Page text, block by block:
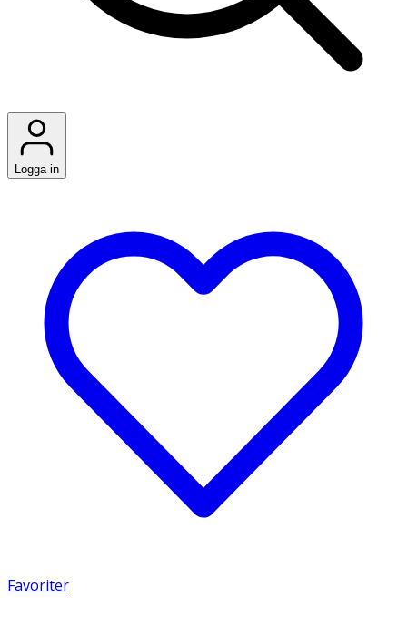
Logga in
Favoriter